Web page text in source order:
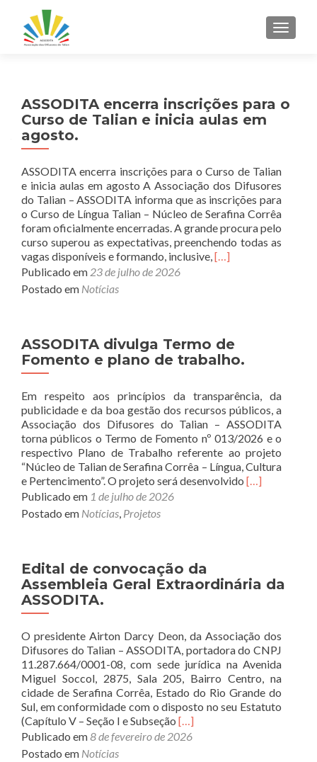
ASSODITA encerra inscrições para o
Curso de Talian e inicia aulas em
agosto.
ASSODITA encerra inscrições para o Curso de Talian
e inicia aulas em agosto A Associação dos Difusores
do Talian – ASSODITA informa que as inscrições para
o Curso de Língua Talian – Núcleo de Serafina Corrêa
foram oficialmente encerradas. A grande procura pelo
curso superou as expectativas, preenchendo todas as
vagas disponíveis e formando, inclusive,Read
para
o
Curso
Talian
e
inicia
aulas
em
agosto.
[…]
Publicado em 23 de julho de 2026
Postado em Notícias
ASSODITA divulga Termo de
Fomento e plano de trabalho.
Em respeito aos princípios da transparência, da
publicidade e da boa gestão dos recursos públicos, a
Associação dos Difusores do Talian – ASSODITA
torna públicos o Termo de Fomento nº 013/2026 e o
respectivo Plano de Trabalho referente ao projeto
“Núcleo de Talian de Serafina Corrêa – Língua, Cultura
e Pertencimento”. O projeto será desenvolvido Read
Fomento
e
trabalho.
[…]
Publicado em 1 de julho de 2026
Postado em Notícias, Projetos
Edital de convocação da
Assembleia Geral Extraordinária da
ASSODITA.
O presidente Airton Darcy Deon, da Associação dos
Difusores do Talian – ASSODITA, portadora do CNPJ
11.287.664/0001-08, com sede jurídica na Avenida
Miguel Soccol, 2875, Sala 205, Bairro Centro, na
cidade de Serafina Corrêa, Estado do Rio Grande do
Sul, em conformidade com o disposto no seu Estatuto
(Capítulo V – Seção I e Subseção Read
more
[…]
Publicado em8 de fevereiro de 2026
Postado em Notícias
Navegação
por
posts